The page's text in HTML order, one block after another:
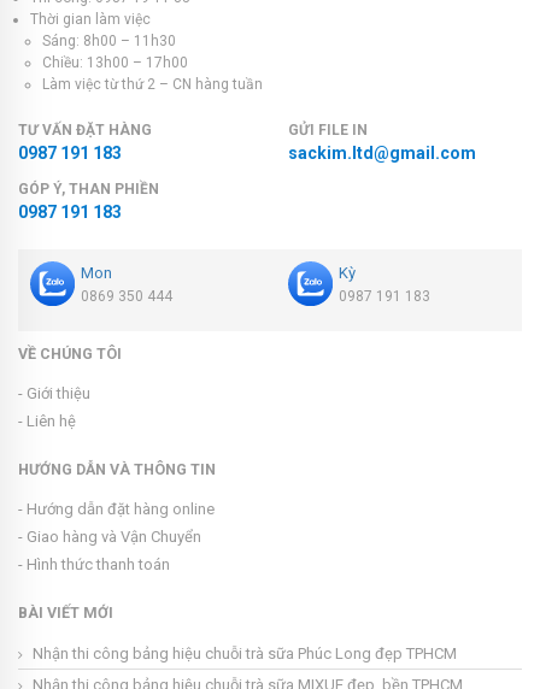
Thời gian làm việc
Sáng: 8h00 – 11h30
Chiều: 13h00 – 17h00
Làm việc từ thứ 2 – CN hàng tuần
TƯ VẤN ĐẶT HÀNG
0987 191 183
GỬI FILE IN
sackim.ltd@gmail.com
GÓP Ý, THAN PHIỀN
0987 191 183
Mon
0869 350 444
Kỳ
0987 191 183
VỀ CHÚNG TÔI
- Giới thiệu
- Liên hệ
HƯỚNG DẪN VÀ THÔNG TIN
- Hướng dẫn đặt hàng online
- Giao hàng và Vận Chuyển
- Hình thức thanh toán
BÀI VIẾT MỚI
Nhận thi công bảng hiệu chuỗi trà sữa Phúc Long đẹp TPHCM
Nhận thi công bảng hiệu chuỗi trà sữa MIXUE đẹp, bền TPHCM